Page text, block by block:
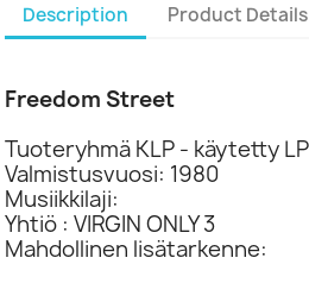
Description Product Details
Freedom Street
Tuoteryhmä KLP - käytetty
Valmistusvuosi: 1980
Musiikkilaji:
Yhtiö : VIRGIN ONLY 3
Mahdollinen lisätarkenne: